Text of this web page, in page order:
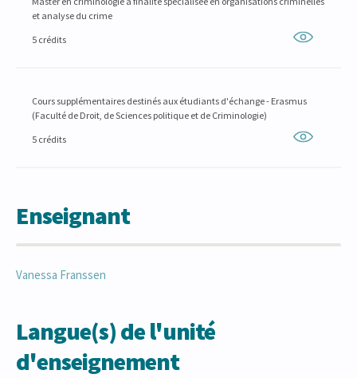
et analyse du crime
5 crédits
Cours supplémentaires destinés aux étudiants d'échange - Erasmus
(Faculté de Droit, de Sciences politique et de Criminologie)
5 crédits
Enseignant
Vanessa Franssen
Langue(s) de l'unité
d'enseignement